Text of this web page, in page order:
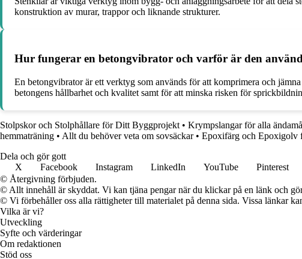
konstruktion av murar, trappor och liknande strukturer.
Hur fungerar en betongvibrator och varför är den
En betongvibrator är ett verktyg som används för att komprimera och
betongens hållbarhet och kvalitet samt för att minska risken för
Stolpskor och Stolphållare för Ditt Byggprojekt • Krympslangar för alla
hemmaträning • Allt du behöver veta om sovsäckar• Epoxifärg och Epoxigolv
Dela och gör gott
X
Facebook Instagram LinkedIn YouTube Pinterest
© Återgivning förbjuden.
© Allt innehåll är skyddat. Vi kan tjäna pengar när du klickar på en länk och
© Vi förbehåller oss alla rättigheter till materialet på denna sida. Vissa länkar
Vilka är vi?
Utveckling
Syfte och värderingar
Om redaktionen
Stöd oss